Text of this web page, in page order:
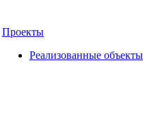
Проекты
Реализованные объекты